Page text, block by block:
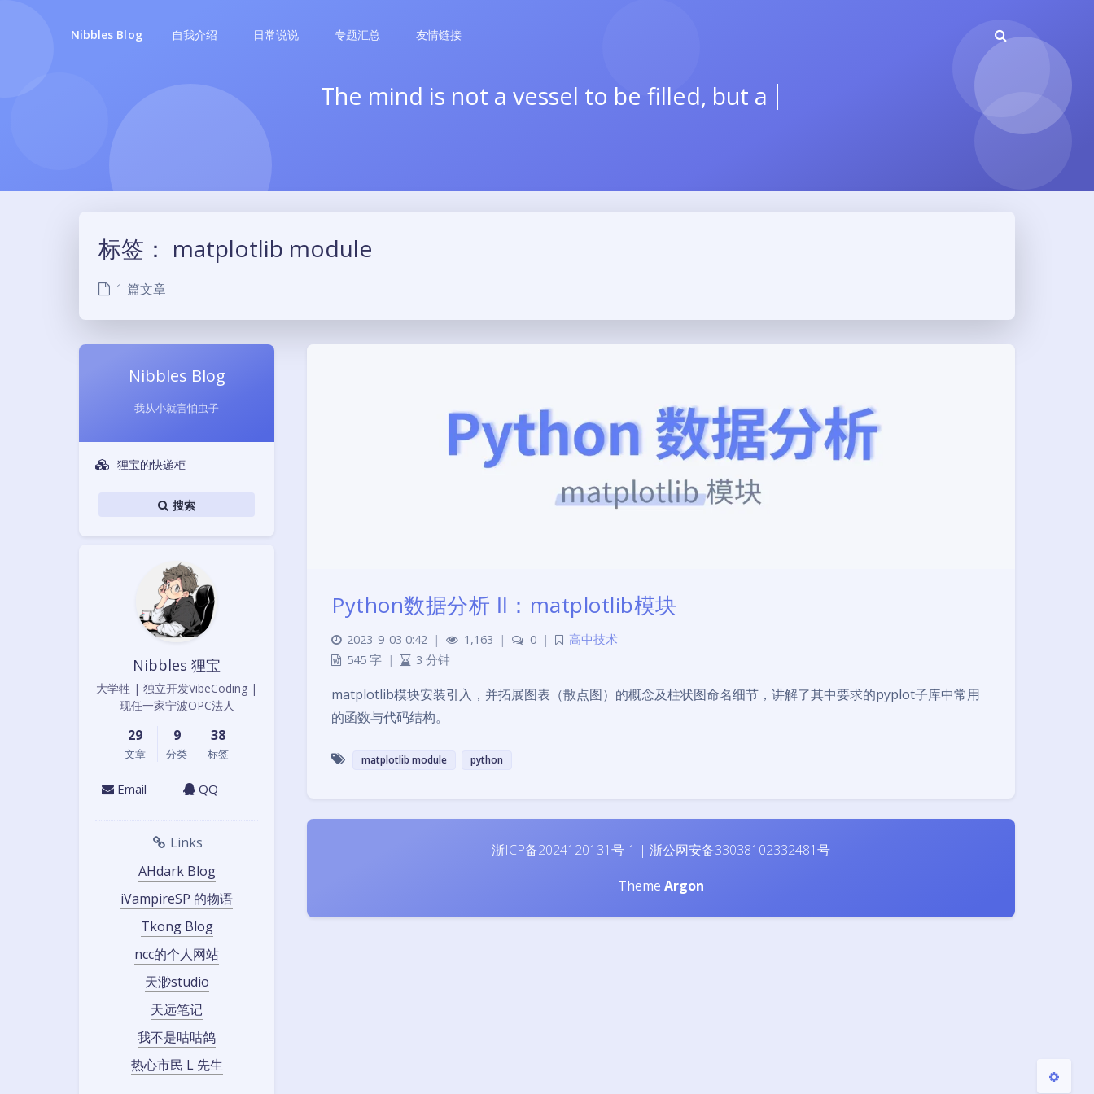
Nibbles Blog 自我介绍 日常说说 专题汇总 友情链接
The mind is not a vessel to be filled, but a fire
夜间模式
浅阴影 深阴影
标签： matplotlib module
1 篇文章
Nibbles Blog
我从小就害怕虫子
狸宝的快递柜
搜索
Nibbles 狸宝
大学牲 | 独立开发VibeCoding |
现任一家宁波OPC法人
29
文章
9
分类
38
标签
Email QQ
Links
AHdark Blog
iVampireSP 的物语
Tkong Blog
ncc的个人网站
天渺studio
天远笔记
我不是咕咕鸽
热心市民 L 先生
Python数据分析 Ⅱ：matplotlib模块
2023-9-03 0:42 | 1,163 | 0 |
高中技术
545 字 | 3 分钟
matplotlib模块安装引入，并拓展图表（散点图）的概念及柱状图命名细节，讲解了其中要求的pyplot子库中常用
的函数与代码结构。
matplotlib module python
浙ICP备2024120131号-1 | 浙公网安备33038102332481号
Theme Argon